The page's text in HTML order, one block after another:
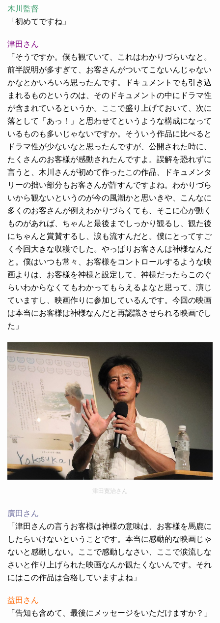
木川監督
「初めてですね」
津田さん
「そうですか。僕も観ていて、これはわかりづらいなと。
前半説明が多すぎて、お客さんがついてこないんじゃない
かなとかいろいろ思ったんです。ドキュメントでも引き込
まれるものというのは、そのドキュメントの中にドラマ性
が含まれているというか。ここで盛り上げておいて、次に
落として「あっ！」と思わせてというような構成になって
いるものも多いじゃないですか。そういう作品に比べると
ドラマ性が少ないなと思ったんですが、公開された時に、
たくさんのお客様が感動されたんですよ。誤解を恐れずに
言うと、木川さんが初めて作ったこの作品、ドキュメンタ
リーの拙い部分もお客さんが許すんですよね。わかりづら
いから観ないというのが今の風潮かと思いきや、こんなに
多くのお客さんが例えわかりづらくても、そこに心が動く
ものがあれば、ちゃんと最後までしっかり観るし、観た後
にちゃんと賞賛するし、涙も流すんだと。僕にとってすご
く今回大きな収穫でした。やっぱりお客さんは神様なんだ
と。僕はいつも常々、お客様をコントロールするような映
画よりは、お客様を神様と設定して、神様だったらこのぐ
らいわからなくてもわかってもらえるよなと思って、演じ
ていますし、映画作りに参加しているんです。今回の映画
は本当にお客様は神様なんだと再認識させられる映画でし
た」
津田寛治さん
廣田さん
「津田さんの言うお客様は神様の意味は、お客様を馬鹿に
したらいけないということです。本当に感動的な映画じゃ
ないと感動しない。ここで感動しなさい、ここで涙流しな
さいと作り上げられた映画なんか観たくないんです。それ
にはこの作品は合格していますよね」
益田さん
「告知も含めて、最後にメッセージをいただけますか？」